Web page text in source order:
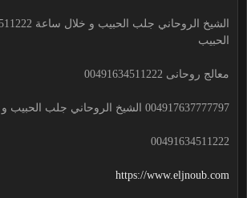
الحبيب
معالج روحانى 00491634511222
004917637777797 الشيخ الروحاني جلب الحبيب و خلال ساعة
00491634511222
https://www.eljnoub.com